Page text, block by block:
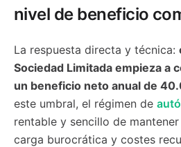
nivel de beneficio
La respuesta directa y técnica:
Sociedad Limitada empieza a
un beneficio neto anual de
este umbral, el régimen de
rentable y sencillo de
carga burocrática y costes